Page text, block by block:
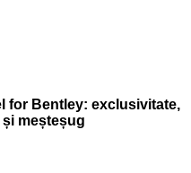
for Bentley: exclusivitate,
meșteșug